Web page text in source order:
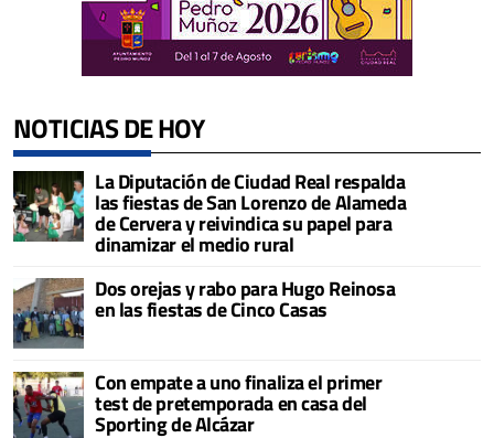
NOTICIAS DE HOY
La Diputación de Ciudad Real respalda
las fiestas de San Lorenzo de Alameda
de Cervera y reivindica su papel para
dinamizar el medio rural
Dos orejas y rabo para Hugo Reinosa
en las fiestas de Cinco Casas
Con empate a uno finaliza el primer
test de pretemporada en casa del
Sporting de Alcázar